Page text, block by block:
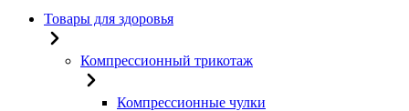
Товары для здоровья
Компрессионный трикотаж
Компрессионные чулки